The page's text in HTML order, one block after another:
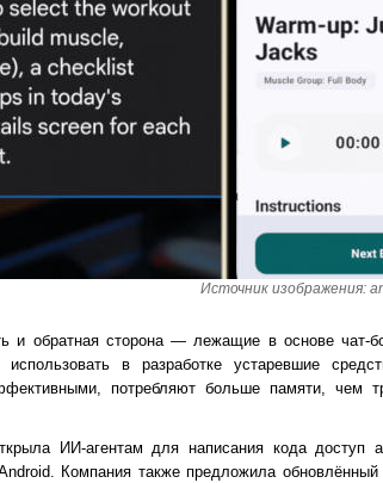
Источник изображения:
обратная сторона — лежащие в основе чат-
в разработке устаревшие
потребляют больше памяти, чем
ИИ-агентам для написания кода доступ
Компания также предложила